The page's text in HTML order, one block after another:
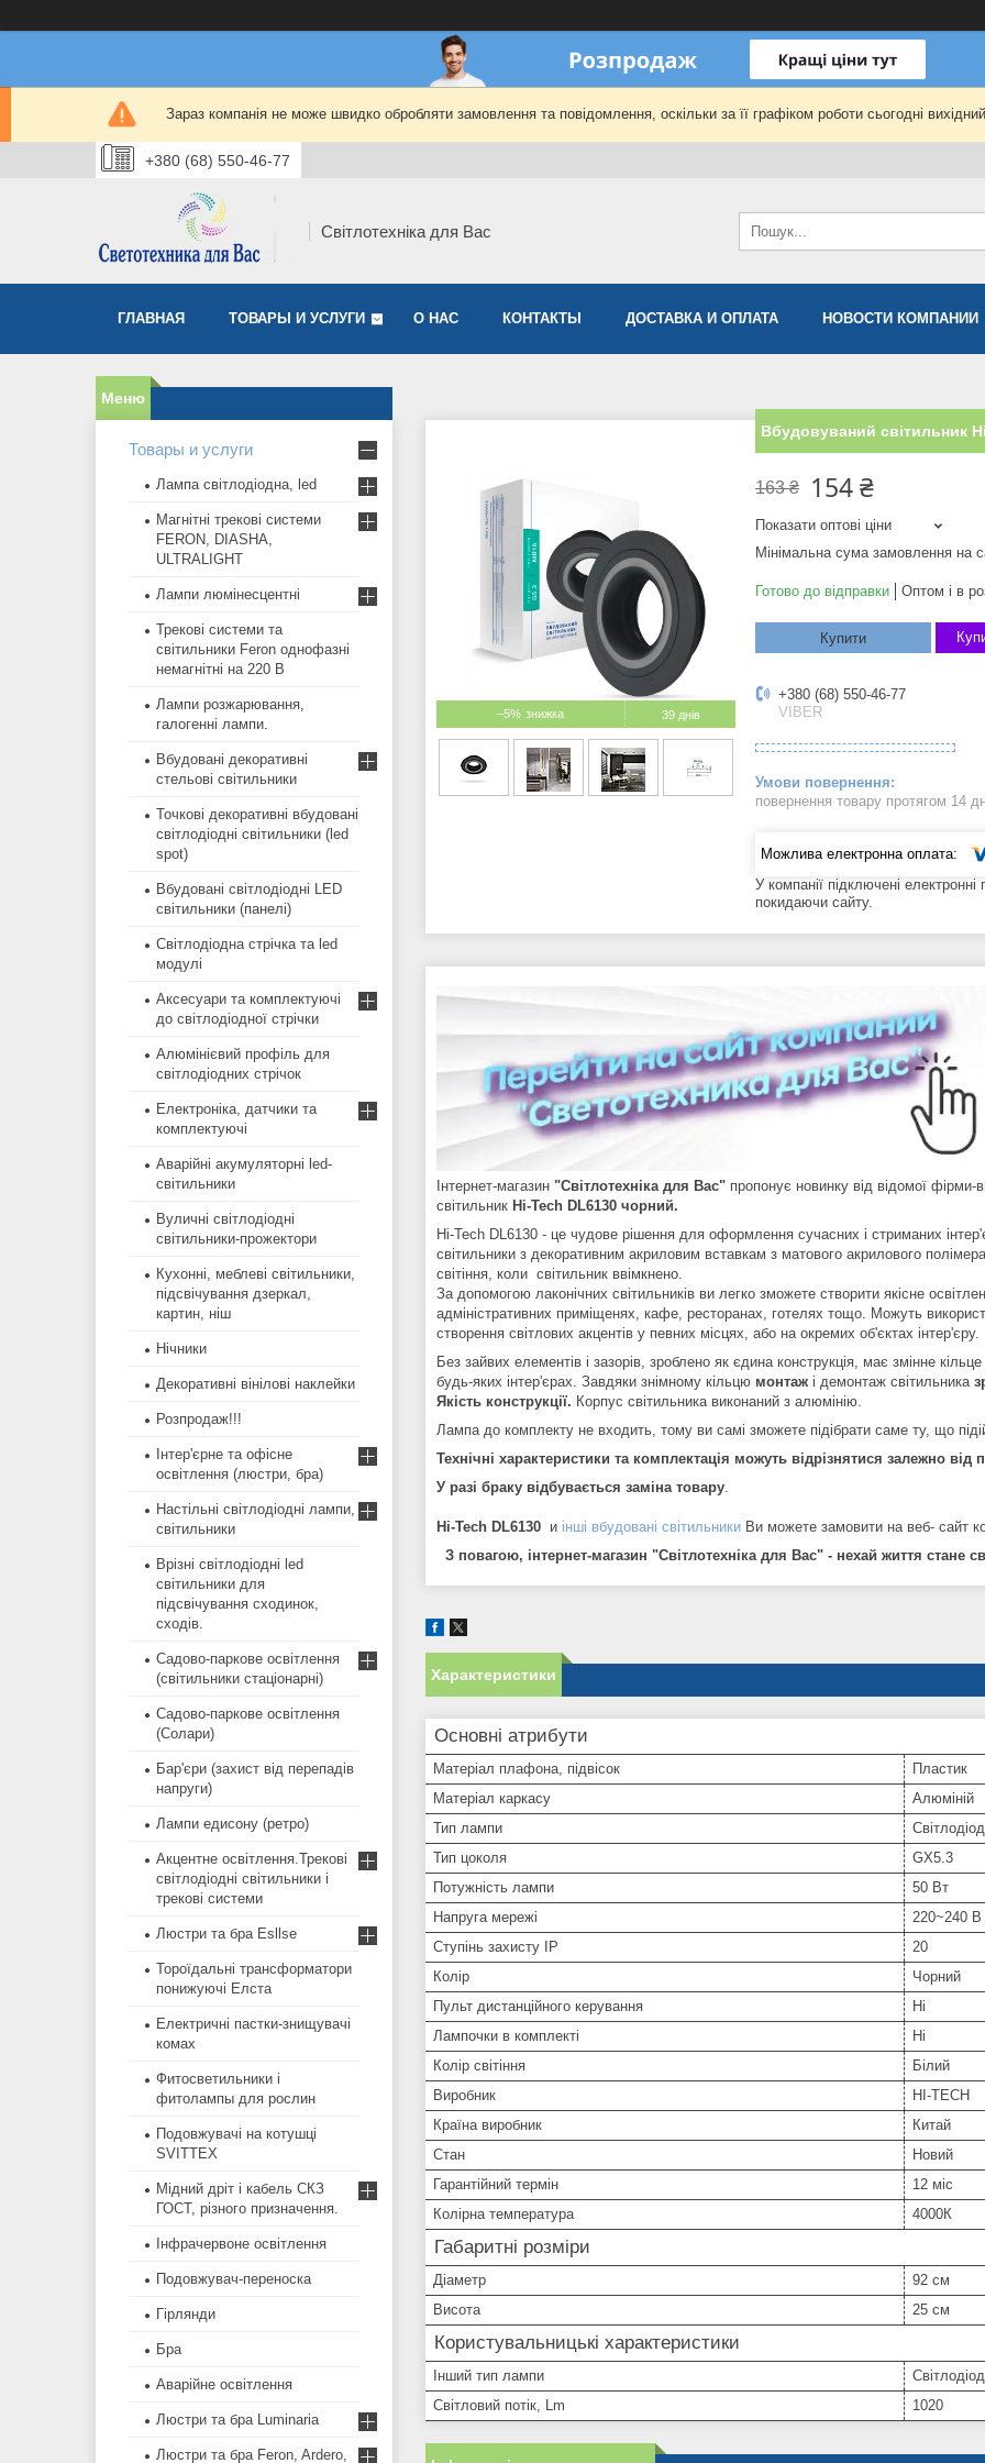
Зараз компанія не може швидко обробляти замовлення та повідомлення, оскільки за її графіком роботи сьогодні
+380 (68) 550-46-77
Світлотехніка для Вас
ГЛАВНАЯ ТОВАРЫ И УСЛУГИ О НАС КОНТАКТЫ ДОСТАВКА И ОПЛАТА НОВОСТИ КОМПАНИИ
–5% 39 днів
Вбудовуваний світильник
163 ₴ 154 ₴
Показати оптові ціни
Мінімальна сума замовлення на
Готово до відправки Оптом і в
Купити
+380 (68) 550-46-77
VIBER
повернення товару протягом 14
У компанії підключені
покидаючи сайту.
Інтернет-магазин "Світлотехніка для Вас" пропонує новинку від відомої фірми-
світильник Hi-Tech DL6130 чорний.
Hi-Tech DL6130 - це чудове рішення для оформлення сучасних і стриманих
світильники з декоративним акриловим вставкам з матового акрилового
світіння, коли світильник ввімкнено.
За допомогою лаконічних світильників ви легко зможете створити якісне
адміністративних приміщенях, кафе, ресторанах, готелях тощо. Можуть
створення світлових акцентів у певних місцях, або на окремих об'єктах інтер'єру.
Без зайвих елементів і зазорів, зроблено як єдина конструкція, має змінне
будь-яких інтер'єрах. Завдяки знімному кільцю монтаж і демонтаж світильника
Якість конструкції. Корпус світильника виконаний з алюмінію.
Лампа до комплекту не входить, тому ви самі зможете підібрати саме ту, що
Технічні характеристики та комплектація можуть відрізнятися залежно від
У разі браку відбувається заміна товару
Hi-Tech DL6130 и інші вбудовані світильники Ви можете замовити на веб- сайт
З повагою, інтернет-магазин "Світлотехніка для Вас" - нехай життя стане
Характеристики
Основні атрибути
Матеріал плафона, підвісок
Пластик
Матеріал каркасу
Алюміній
Тип лампи
Тип цоколя
GX5.3
Потужність лампи
50 Вт
Напруга мережі
220~240 В
Ступінь захисту IP
20
Колір
Чорний
Пульт дистанційного керування
Ні
Лампочки в комплекті
Ні
Колір світіння
Білий
Виробник
HI-TECH
Країна виробник
Китай
Стан
Новий
Гарантійний термін
12 міс
Колірна температура
4000К
Габаритні розміри
Діаметр
92 см
Висота
25 см
Користувальницькі характеристики
Інший тип лампи
Світловий потік, Lm
1020
Товары и услуги
Лампа світлодіодна, led
Магнітні трекові системи
FERON, DIASHA,
ULTRALIGHT
Лампи люмінесцентні
Трекові системи та
світильники Feron однофазні
немагнітні на 220 В
Лампи розжарювання,
галогенні лампи.
Вбудовані декоративні
стельові світильники
Точкові декоративні вбудовані
світлодіодні світильники (led
spot)
Вбудовані світлодіодні LED
світильники (панелі)
Світлодіодна стрічка та led
модулі
Аксесуари та комплектуючі
до світлодіодної стрічки
Алюмінієвий профіль для
світлодіодних стрічок
Електроніка, датчики та
комплектуючі
Аварійні акумуляторні led-
світильники
Вуличні світлодіодні
світильники-прожектори
Кухонні, меблеві світильники,
підсвічування дзеркал,
картин, ніш
Нічники
Декоративні вінілові наклейки
Розпродаж!!!
Інтер'єрне та офісне
освітлення (люстри, бра)
Настільні світлодіодні лампи,
світильники
Врізні світлодіодні led
світильники для
підсвічування сходинок,
сходів.
Садово-паркове освітлення
(світильники стаціонарні)
Садово-паркове освітлення
(Солари)
Бар'єри (захист від перепадів
напруги)
Лампи едисону (ретро)
Акцентне освітлення.Трекові
світлодіодні світильники і
трекові системи
Люстри та бра Esllse
Тороїдальні трансформатори
понижуючі Елста
Електричні пастки-знищувачі
комах
Фитосветильники і
фитолампы для рослин
Подовжувачі на котушці
SVITTEX
Мідний дріт і кабель СКЗ
ГОСТ, різного призначення.
Інфрачервоне освітлення
Подовжувач-переноска
Гірлянди
Бра
Аварійне освітлення
Люстри та бра Luminaria
Люстри та бра Feron, Ardero,